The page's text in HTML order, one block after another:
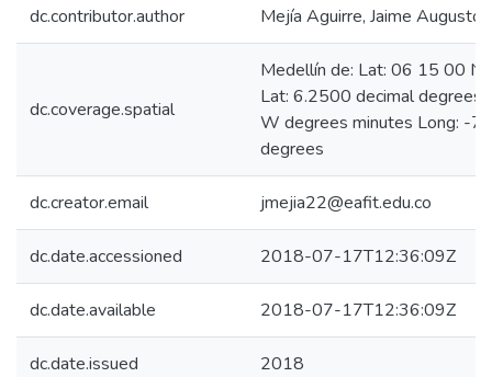
dc.contributor.author Mejía Aguirre, Jaime Augusto
dc.coverage.spatial
Medellín de: Lat: 06 15 00 N
Lat: 6.2500 decimal
W degrees minutes Long: -
degrees
dc.creator.email jmejia22@eafit.edu.co
dc.date.accessioned 2018-07-17T12:36:09Z
dc.date.available 2018-07-17T12:36:09Z
dc.date.issued 2018